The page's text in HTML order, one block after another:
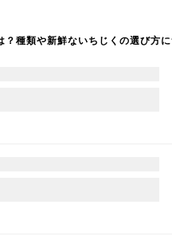
？種類や新鮮ないちじくの選び方